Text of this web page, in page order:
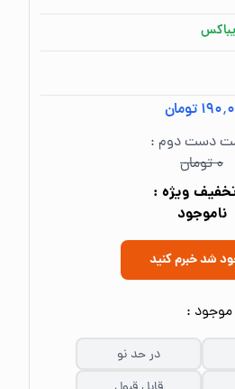
تومان
دست دوم :
۰ تومان
ویژه :
ناموجود
شد خبرم کنید
موجود :
در حد نو